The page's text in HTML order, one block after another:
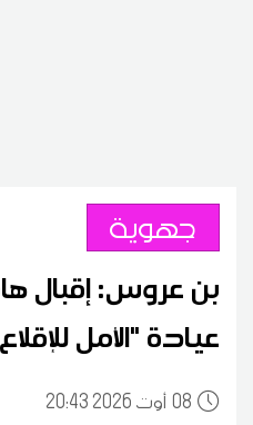
جهوية
بن عروس: إقبال
عيادة "الأمل
0820:43 2026 أوت